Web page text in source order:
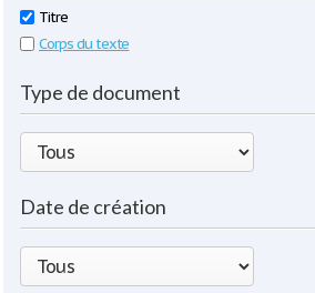
Titre
Corps du texte
Type de document
Date de création